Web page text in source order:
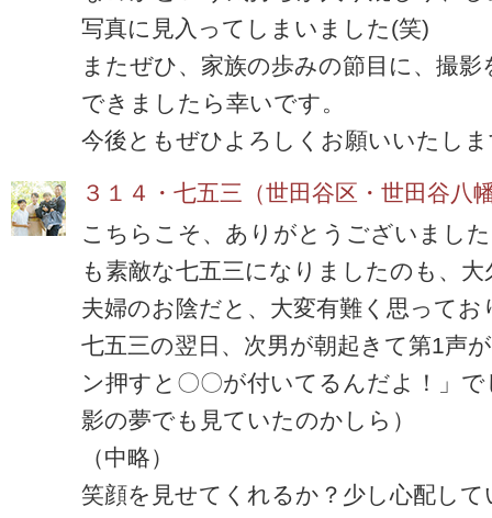
写真に見入ってしまいました(笑)
またぜひ、家族の歩みの節目に、撮影
できましたら幸いです。
今後ともぜひよろしくお願いいたし
３１４・七五三（世田谷区・世田谷八
こちらこそ、ありがとうございまし
も素敵な七五三になりましたのも、大
夫婦のお陰だと、大変有難く思ってお
七五三の翌日、次男が朝起きて第1声
ン押すと〇〇が付いてるんだよ！」で
影の夢でも見ていたのかしら）
（中略）
笑顔を見せてくれるか？少し心配して